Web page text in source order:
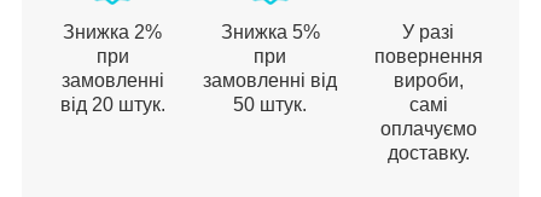
Знижка 2%
при
замовленні
від 20 штук.
Знижка 5%
при
замовленні від
50 штук.
У разі
повернення
вироби,
самі
оплачуємо
доставку.